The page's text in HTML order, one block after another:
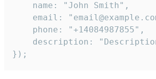
    name: "John Smith",
email:
    phone: "+14084987855",
description:
});